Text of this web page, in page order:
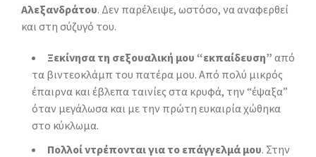
Αλεξανδράτου. Δεν παρέλειψε, ωστόσο, να αναφερθεί
και στη σύζυγό του.
Ξεκίνησα τη σεξουαλική μου “εκπαίδευση” από
τα βιντεοκλάμπ του πατέρα μου. Από πολύ μικρός
έπαιρνα και έβλεπα ταινίες στα κρυφά, την “έψαξα”
όταν μεγάλωσα και με την πρώτη ευκαιρία χώθηκα
στο κύκλωμα.
Πολλοί ντρέπονται για το επάγγελμά μου. Στην